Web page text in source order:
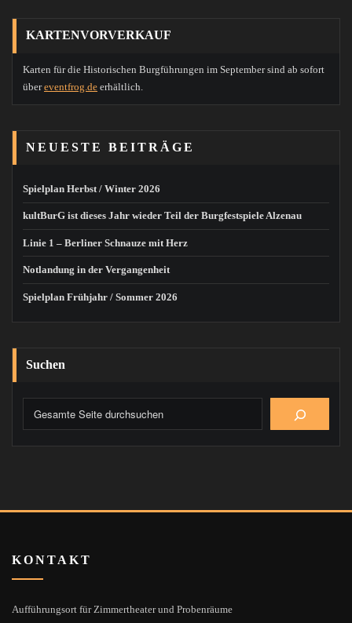
KARTENVORVERKAUF
Karten für die Historischen Burgführungen im September sind ab sofort
übereventfrog.de erhältlich.
NEUESTE BEITRÄGE
Spielplan Herbst / Winter 2026
kultBurG ist dieses Jahr wieder Teil der Burgfestspiele Alzenau
Linie 1 – Berliner Schnauze mit Herz
Notlandung in der Vergangenheit
Spielplan Frühjahr / Sommer 2026
Suchen
KONTAKT
Aufführungsort für Zimmertheater und Probenräume